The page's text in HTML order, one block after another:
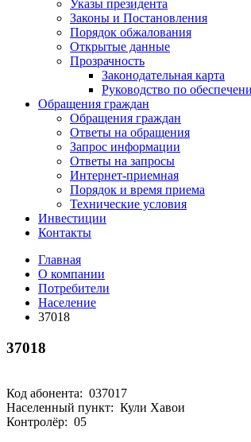
Указы президента
Законы и Постановления
Порядок обжалования
Открытые данные
Прозрачность
Законодательная карта
Руководство по
Обращения граждан
Обращения граждан
Ответы на обращения
Запрос информации
Ответы на запросы
Интернет-приемная
Порядок и время приема
Технические условия
Инвестиции
Контакты
Главная
О компании
Потребители
Население
37018
37018
Код абонента: 037017
Населенный пункт: Кули Хавои
Контролёр: 05